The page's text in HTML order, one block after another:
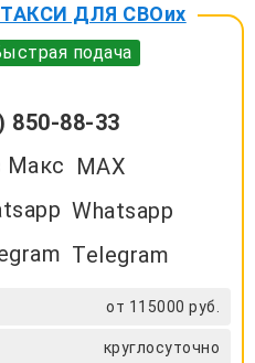
ДЛЯ СВОих
подача
88-33
MAX
Whatsapp
Telegram
от 115000 руб.
круглосуточно